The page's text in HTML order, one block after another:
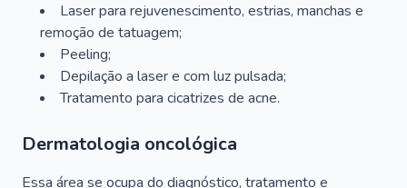
Laser para rejuvenescimento, estrias, manchas e
remoção de tatuagem;
Peeling;
Depilação a laser e com luz pulsada;
Tratamento para cicatrizes de acne.
Dermatologia oncológica
Essa área se ocupa do diagnóstico, tratamento e